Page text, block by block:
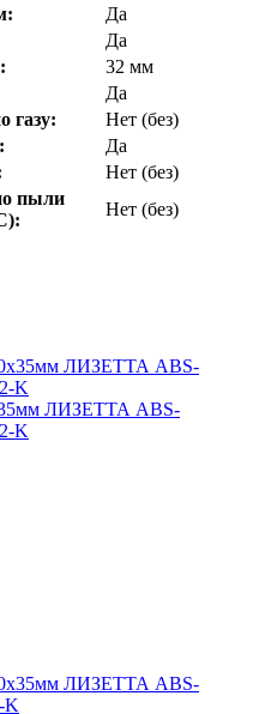
Да
Да
32 мм
Да
газу:
Нет (без)
Да
Нет (без)
пыли
Нет (без)
ЛИЗЕТТА ABS-
K